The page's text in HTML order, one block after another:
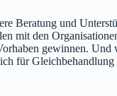
Beratung und
mit den
gewinnen.
für